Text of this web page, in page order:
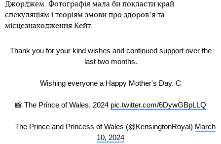
Джорджем. Фотографія мала би покласти край
спекуляціям і теоріям змови про здоровʼя та
місцезнаходження Кейт.
Thank you for your kind wishes and continued support over the
last two months.
Wishing everyone a Happy Mother's Day. C
📸 The Prince of Wales, 2024 pic.twitter.com/6DywGBpLLQ
— The Prince and Princess of Wales (@KensingtonRoyal) March
10, 2024